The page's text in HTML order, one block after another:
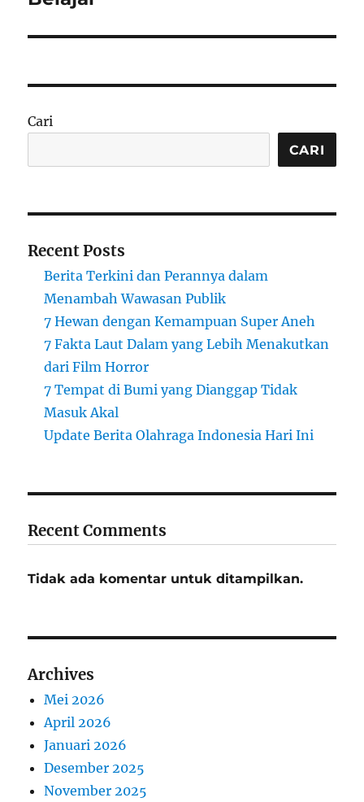
Cari
CARI
Recent Posts
Berita Terkini dan Perannya dalam
Menambah Wawasan Publik
7 Hewan dengan Kemampuan Super Aneh
7 Fakta Laut Dalam yang Lebih Menakutkan
dari Film Horror
7 Tempat di Bumi yang Dianggap Tidak
Masuk Akal
Update Berita Olahraga Indonesia Hari Ini
Recent Comments
Tidak ada komentar untuk ditampilkan.
Archives
Mei 2026
April 2026
Januari 2026
Desember 2025
November 2025